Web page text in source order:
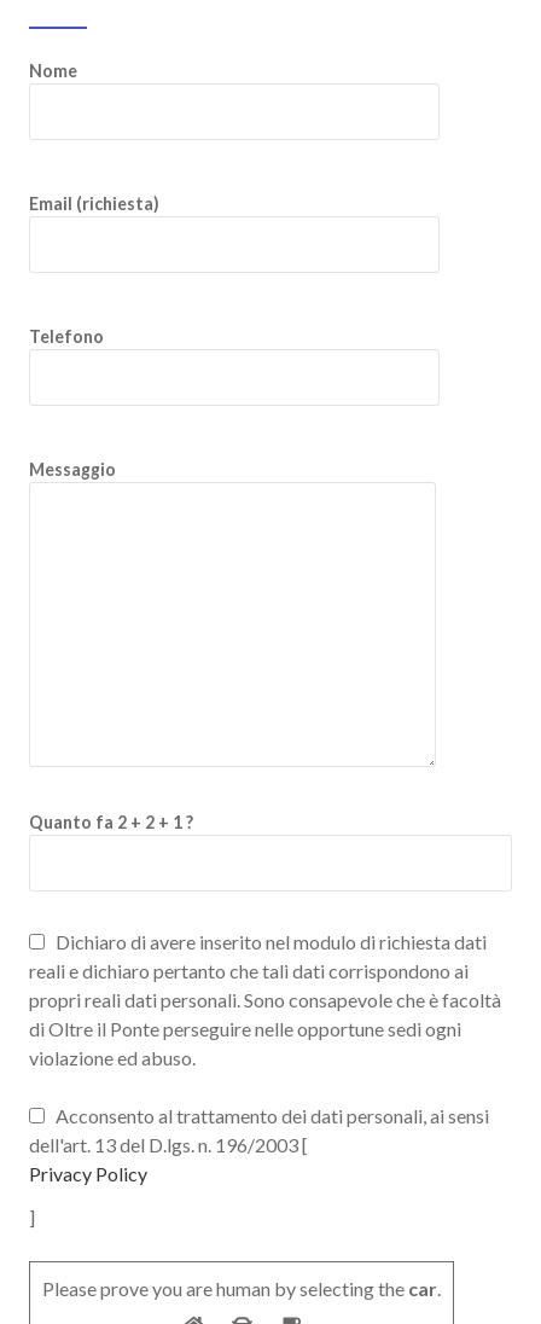
Nome
Email (richiesta)
Telefono
Messaggio
Quanto fa 2 + 2 + 1 ?
Dichiaro di avere inserito nel modulo di richiesta dati
reali e dichiaro pertanto che tali dati corrispondono ai
propri reali dati personali. Sono consapevole che è facoltà
di Oltre il Ponte perseguire nelle opportune sedi ogni
violazione ed abuso.
Acconsento al trattamento dei dati personali, ai sensi
dell'art. 13 del D.lgs. n. 196/2003 [
Privacy Policy
]
Please prove you are human by selecting the car.